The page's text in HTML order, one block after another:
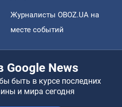
Журналисты OBOZ.UA на
месте событий
Google News
быть в курсе последних
и мира сегодня